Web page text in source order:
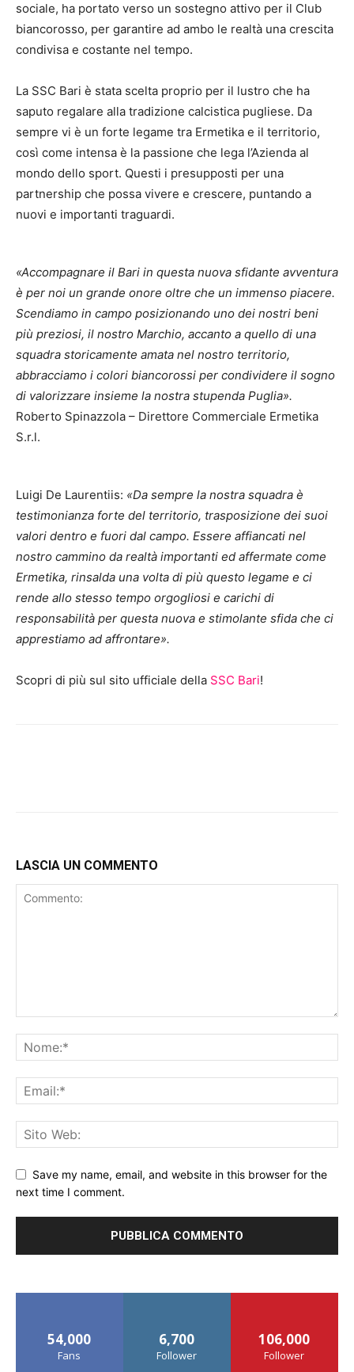
sociale, ha portato verso un sostegno attivo per il Club
biancorosso, per garantire ad ambo le realtà una crescita
condivisa e costante nel tempo.
La SSC Bari è stata scelta proprio per il lustro che ha
saputo regalare alla tradizione calcistica pugliese. Da
sempre vi è un forte legame tra Ermetika e il territorio,
così come intensa è la passione che lega l’Azienda al
mondo dello sport. Questi i presupposti per una
partnership che possa vivere e crescere, puntando a
nuovi e importanti traguardi.
«Accompagnare il Bari in questa nuova sfidante avventura
è per noi un grande onore oltre che un immenso piacere.
Scendiamo in campo posizionando uno dei nostri beni
più preziosi, il nostro Marchio, accanto a quello di una
squadra storicamente amata nel nostro territorio,
abbracciamo i colori biancorossi per condividere il sogno
di valorizzare insieme la nostra stupenda Puglia».
Roberto Spinazzola – Direttore Commerciale Ermetika
S.r.l.
Luigi De Laurentiis: «Da sempre la nostra squadra è
testimonianza forte del territorio, trasposizione dei suoi
valori dentro e fuori dal campo. Essere affiancati nel
nostro cammino da realtà importanti ed affermate come
Ermetika, rinsalda una volta di più questo legame e ci
rende allo stesso tempo orgogliosi e carichi di
responsabilità per questa nuova e stimolante sfida che ci
apprestiamo ad affrontare».
Scopri di più sul sito ufficiale della SSC Bari!
LASCIA UN COMMENTO
Save my name, email, and website in this browser for the
next time I comment.
54,000
Fans
6,700
Follower
106,000
Follower